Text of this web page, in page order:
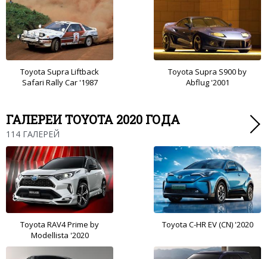
Toyota Supra Liftback
Safari Rally Car '1987
Toyota Supra S900 by
Abflug '2001
ГАЛЕРЕИ TOYOTA 2020 ГОДА
114 ГАЛЕРЕЙ
Toyota RAV4 Prime by
Modellista '2020
Toyota C-HR EV (CN) '2020